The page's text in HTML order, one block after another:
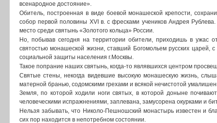
всенародное достояние».
Обитель, построенная в виде боевой монашеской крепости,
собор первой половины XVI в. с фресками учеников Андрея
место среди святынь «Золотого кольца» России.
Но, побывав сегодня на территории обители, приходишь в ужас
святостью монашеской жизни, ставший Богомольем русских
социальной защиты населения г.Москвы.
Такое попрание наших святынь, когда-то являвшихся центром
Святые стены, некогда видевшие высокую монашескую жизнь,
матерной бранью, содомскими грехами и всякой нечистотой
Земля, по которой ходили ноги святых, в которой доныне
человеческими испражнениями, заплевана, замусорена окурками и
Нельзя забывать, что Николо-Пешношский монастырь известен и
сих пор находится в непотребном состоянии.